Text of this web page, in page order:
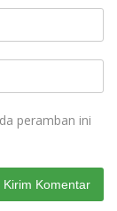
peramban ini